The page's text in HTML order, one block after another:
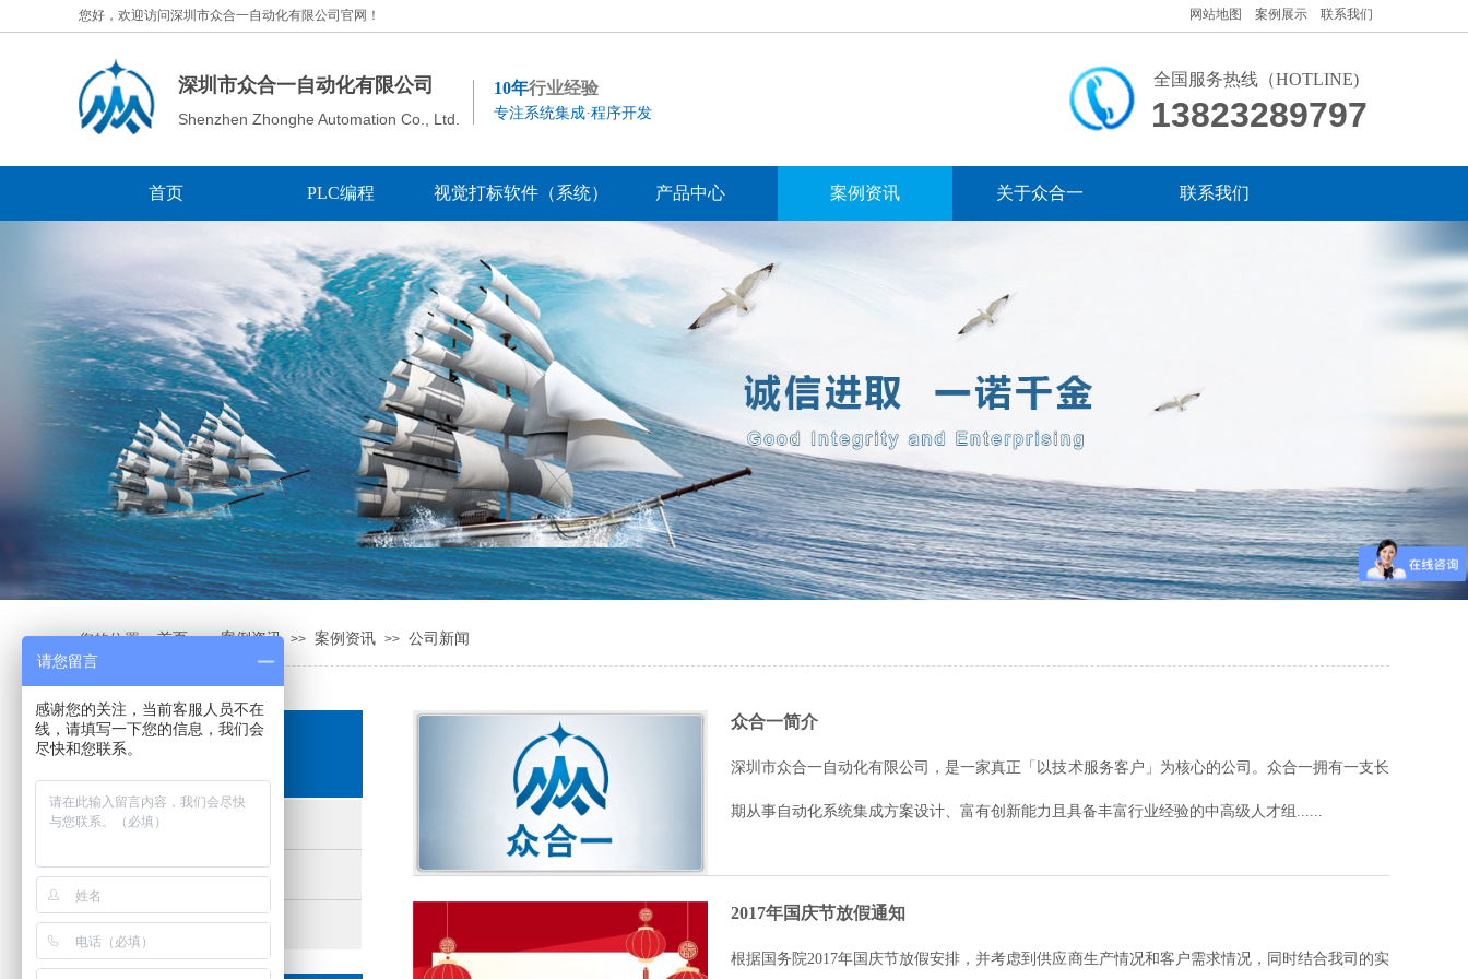
网站地图 案例展示 联系我们
您好，欢迎访问深圳市众合一自动化有限公司官网！
Shenzhen Zhonghe Automation Co., Ltd.
深圳市众合一自动化有限公司
13823289797​
全国服务热线（HOTLINE)
10年行业经验
专注系统集成·程序开发
首页 PLC编程 视觉打标软件（系统） 产品中心 案例资讯 关于众合一 联系我们
您的位置: 首页 >> 案例资讯 >> 案例资讯 >> 公司新闻
众合一简介
深圳市众合一自动化有限公司，是一家真正「以技术服务客户」为核心的公司。众合一拥有一支长
期从事自动化系统集成方案设计、富有创新能力且具备丰富行业经验的中高级人才组......
2017年国庆节放假通知
根据国务院2017年国庆节放假安排，并考虑到供应商生产情况和客户需求情况，同时结合我司的实
众合一案例
公司新闻
行业资讯
自动化解决方案
请您留言
感谢您的关注，当前客服人员不在
线，请填写一下您的信息，我们会
尽快和您联系。